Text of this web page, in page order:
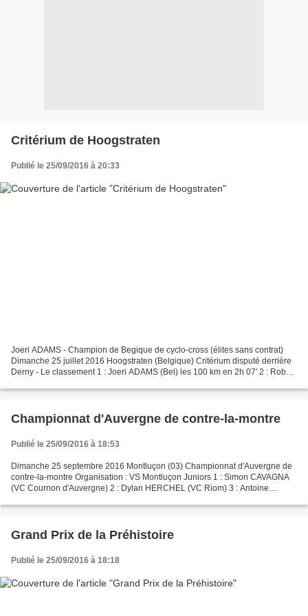
Critérium de Hoogstraten
Publié le 25/09/2016 à 20:33
Joeri ADAMS - Champion de Begique de cyclo-cross (élites sans contrat)
Dimanche 25 juillet 2016 Hoogstraten (Belgique) Critérium disputé derrière
Derny - Le classement 1 : Joeri ADAMS (Bel) les 100 km en 2h 07' 2 : Rob
Championnat d'Auvergne de contre-la-montre
Publié le 25/09/2016 à 18:53
Dimanche 25 septembre 2016 Montluçon (03) Championnat d'Auvergne de
contre-la-montre Organisation : VS Montluçon Juniors 1 : Simon CAVAGNA
(VC Cournon d'Auvergne) 2 : Dylan HERCHEL (VC Riom) 3 : Antoine
Grand Prix de la Préhistoire
Publié le 25/09/2016 à 18:18